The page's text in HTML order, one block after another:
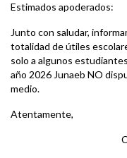
Estimados apoderados:
Junto con saludar,
totalidad de útiles
solo a algunos
año 2026 Junaeb NO
medio.
Atentamente,